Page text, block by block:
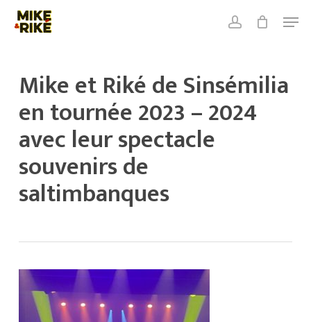
Skip
account
Close
Mike et Riké de Sinsémilia
en tournée 2023 – 2024
avec leur spectacle
souvenirs de
saltimbanques